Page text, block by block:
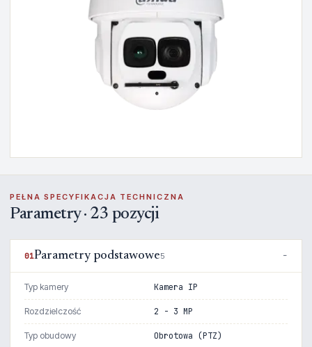
PEŁNA SPECYFIKACJA TECHNICZNA
Parametry · 23 pozycji
01Parametry podstawowe5
Typ kamery Kamera IP
Rozdzielczość 2 - 3 MP
Typ obudowy Obrotowa (PTZ)